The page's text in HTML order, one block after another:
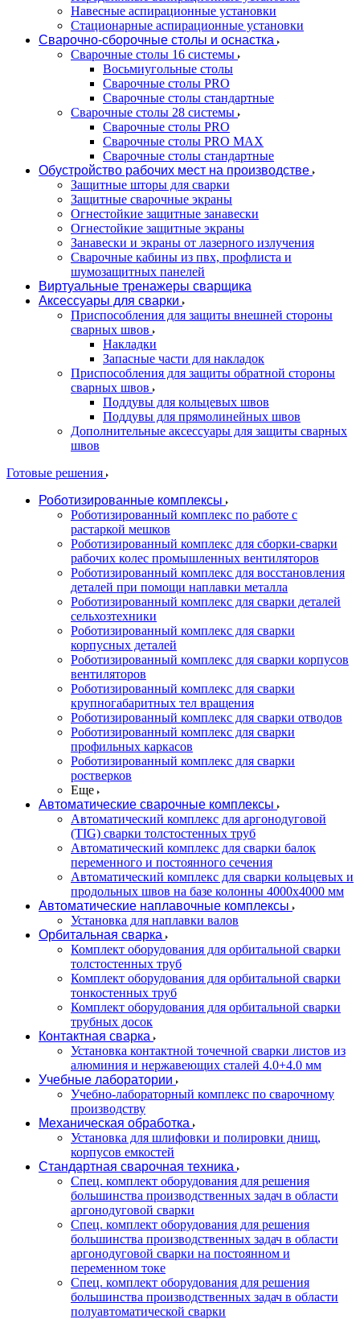
Навесные аспирационные установки
Стационарные аспирационные установки
Сварочно-сборочные столы и оснастка
Сварочные столы 16 системы
Восьмиугольные столы
Сварочные столы PRO
Сварочные столы стандартные
Сварочные столы 28 системы
Сварочные столы PRO
Сварочные столы PRO MAX
Сварочные столы стандартные
Обустройство рабочих мест на производстве
Защитные шторы для сварки
Защитные сварочные экраны
Огнестойкие защитные занавески
Огнестойкие защитные экраны
Занавески и экраны от лазерного излучения
Сварочные кабины из пвх, профлиста и
шумозащитных панелей
Виртуальные тренажеры сварщика
Аксессуары для сварки
Приспособления для защиты внешней стороны
сварных швов
Накладки
Запасные части для накладок
Приспособления для защиты обратной стороны
сварных швов
Поддувы для кольцевых швов
Поддувы для прямолинейных швов
Дополнительные аксессуары для защиты сварных
швов
Готовые решения
Роботизированные комплексы
Роботизированный комплекс по работе с
растаркой мешков
Роботизированный комплекс для сборки-сварки
рабочих колес промышленных вентиляторов
Роботизированный комплекс для восстановления
деталей при помощи наплавки металла
Роботизированный комплекс для сварки деталей
сельхозтехники
Роботизированный комплекс для сварки
корпусных деталей
Роботизированный комплекс для сварки корпусов
вентиляторов
Роботизированный комплекс для сварки
крупногабаритных тел вращения
Роботизированный комплекс для сварки отводов
Роботизированный комплекс для сварки
профильных каркасов
Роботизированный комплекс для сварки
ростверков
Еще
Автоматические сварочные комплексы
Автоматический комплекс для аргонодуговой
(TIG) сварки толстостенных труб
Автоматический комплекс для сварки балок
переменного и постоянного сечения
Автоматический комплекс для сварки кольцевых и
продольных швов на базе колонны 4000x4000 мм
Автоматические наплавочные комплексы
Установка для наплавки валов
Орбитальная сварка
Комплект оборудования для орбитальной сварки
толстостенных труб
Комплект оборудования для орбитальной сварки
тонкостенных труб
Комплект оборудования для орбитальной сварки
трубных досок
Контактная сварка
Установка контактной точечной сварки листов из
алюминия и нержавеющих сталей 4.0+4.0 мм
Учебные лаборатории
Учебно-лабораторный комплекс по сварочному
производству
Механическая обработка
Установка для шлифовки и полировки днищ,
корпусов емкостей
Стандартная сварочная техника
Спец. комплект оборудования для решения
большинства производственных задач в области
аргонодуговой сварки
Спец. комплект оборудования для решения
большинства производственных задач в области
аргонодуговой сварки на постоянном и
переменном токе
Спец. комплект оборудования для решения
большинства производственных задач в области
полуавтоматической сварки